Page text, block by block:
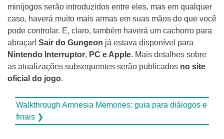
minijogos serão introduzidos entre eles, mas em qualquer
caso, haverá muito mais armas em suas mãos do que você
pode controlar. E, claro, também haverá um cachorro para
abraçar! Sair do Gungeon já estava disponível para
Nintendo Interruptor, PC e Apple. Mais detalhes sobre
as atualizações subsequentes serão publicados no site
oficial do jogo.
Walkthrough Amnesia Memories: guia para diálogos e
finais ❯